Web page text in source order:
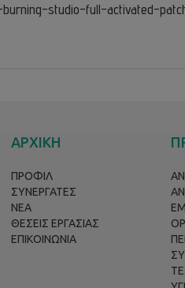
studio-full-activated-
ΑΡΧΙΚΗ
ΠΡΟΦΙΛ
ΣΥΝΕΡΓΑΤΕΣ
ΝΕΑ
ΘΕΣΕΙΣ ΕΡΓΑΣΙΑΣ
ΕΠΙΚΟΙΝΩΝΙΑ